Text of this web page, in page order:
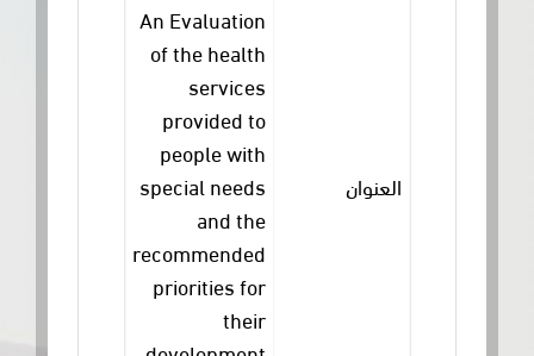
An Evaluation
of the health
services
provided to
people with
special needs
and the
recommended
priorities for